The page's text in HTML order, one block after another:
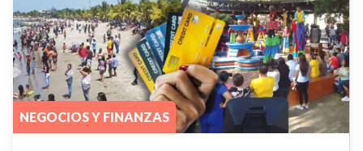
NEGOCIOS Y FINANZAS